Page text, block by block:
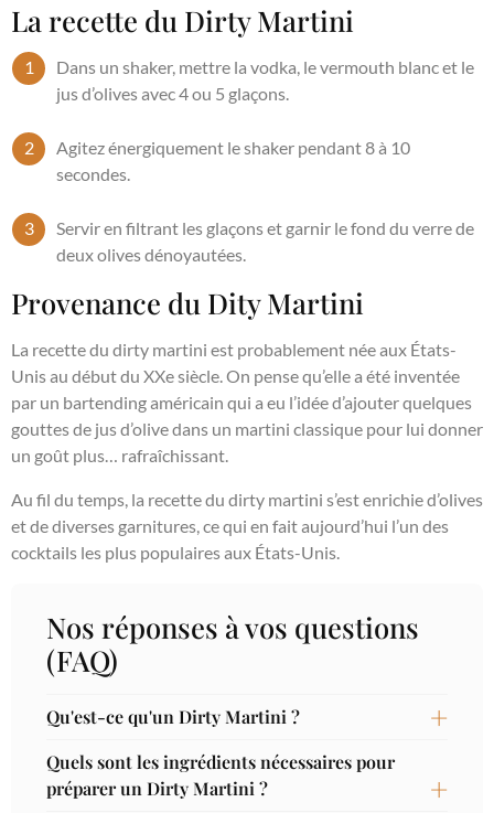
La recette du Dirty Martini
Dans un shaker, mettre la vodka, le vermouth blanc et le
jus d’olives avec 4 ou 5 glaçons.
Agitez énergiquement le shaker pendant 8 à 10
secondes.
Servir en filtrant les glaçons et garnir le fond du verre de
deux olives dénoyautées.
Provenance du Dity Martini
La recette du dirty martini est probablement née aux États-
Unis au début du XXe siècle. On pense qu’elle a été inventée
par un bartending américain qui a eu l’idée d’ajouter quelques
gouttes de jus d’olive dans un martini classique pour lui donner
un goût plus… rafraîchissant.
Au fil du temps, la recette du dirty martini s’est enrichie d’olives
et de diverses garnitures, ce qui en fait aujourd’hui l’un des
cocktails les plus populaires aux États-Unis.
Nos réponses à vos questions
(FAQ)
Qu'est-ce qu'un Dirty Martini ?
Quels sont les ingrédients nécessaires pour
préparer un Dirty Martini ?